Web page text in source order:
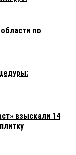
по
взыскали 14